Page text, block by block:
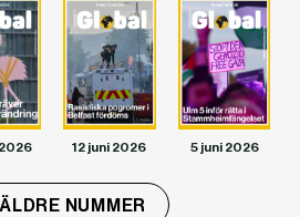
12 juni 2026 5 juni 2026
NUMMER